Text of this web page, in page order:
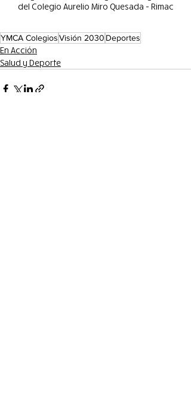
del Colegio Aurelio Miro Quesada - Rimac
YMCA ColegiosVisión 2030 Deportes
En Acción
Salud y Deporte